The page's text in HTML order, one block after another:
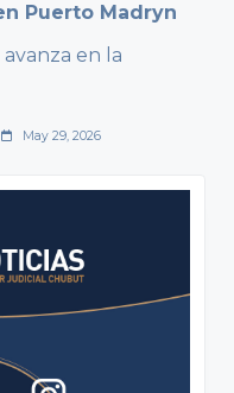
Puerto Madryn
en la
May 29, 2026